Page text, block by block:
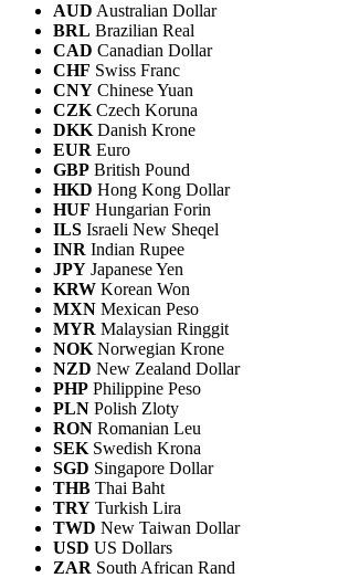
AUD Australian Dollar
BRL Brazilian Real
CAD Canadian Dollar
CHF Swiss Franc
CNY Chinese Yuan
CZK Czech Koruna
DKK Danish Krone
EUR Euro
GBP British Pound
HKD Hong Kong Dollar
HUF Hungarian Forin
ILS Israeli New Sheqel
INR Indian Rupee
JPY Japanese Yen
KRW Korean Won
MXN Mexican Peso
MYR Malaysian Ringgit
NOK Norwegian Krone
NZD New Zealand Dollar
PHP Philippine Peso
PLN Polish Zloty
RON Romanian Leu
SEK Swedish Krona
SGD Singapore Dollar
THB Thai Baht
TRY Turkish Lira
TWD New Taiwan Dollar
USD US Dollars
ZAR South African Rand